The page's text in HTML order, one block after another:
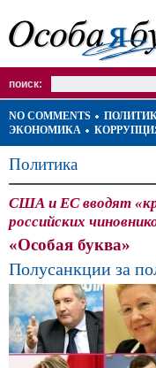
поиск:
NO COMMENTS
ЭКОНОМИКА
Политика
США и ЕС вводят
российских
«Особая буква»
Полусанкции за